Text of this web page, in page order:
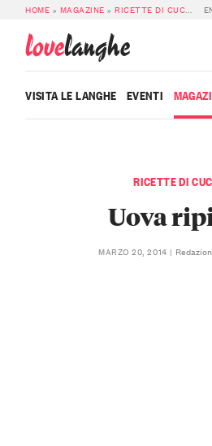
HOME » MAGAZINE »RICETTE DI CUCINA »
lovelanghe
VISITA LE LANGHE EVENTI
RICETTE DI
Uova
MARZO 20, 2014